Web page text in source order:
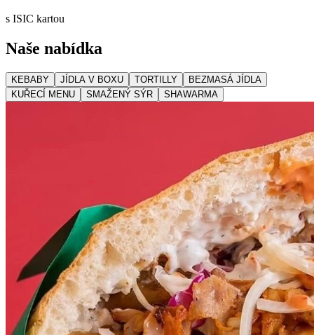
s ISIC kartou
Naše nabídka
KEBABY JÍDLA V BOXU TORTILLY
BEZMASÁ JÍDLA
KUŘECÍ MENU
SMAŽENÝ SÝR SHAWARMA